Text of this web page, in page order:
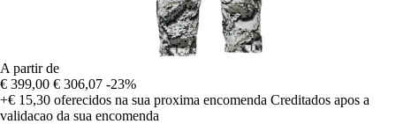
A partir de
€ 399,00 € 306,07 -23%
+€ 15,30 oferecidos na sua proxima encomenda Creditados apos a
validacao da sua encomenda